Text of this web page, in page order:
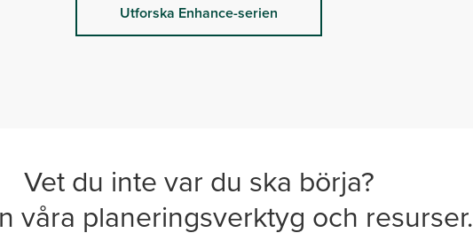
Utforska Enhance-serien
Vet du inte var du ska börja?
våra planeringsverktyg och resurser.